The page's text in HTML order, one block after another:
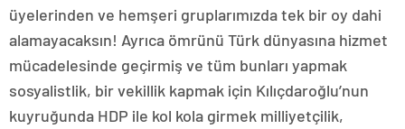
üyelerinden ve hemşeri gruplarımızda tek bir oy dahi
alamayacaksın! Ayrıca ömrünü Türk dünyasına hizmet
mücadelesinde geçirmiş ve tüm bunları yapmak
sosyalistlik, bir vekillik kapmak için Kılıçdaroğlu’nun
kuyruğunda HDP ile kol kola girmek milliyetçilik,